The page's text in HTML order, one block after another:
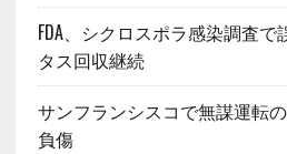
FDA、シクロスポラ感染調査
タス回収継続
サンフランシスコで無謀運転
負傷